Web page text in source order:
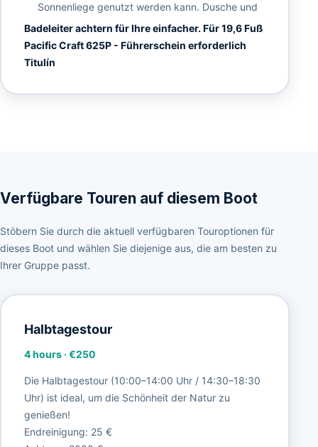
Sonnenliege genutzt werden kann. Dusche und
Badeleiter achtern für Ihre einfacher. Für 19,6 Fuß
Pacific Craft 625P - Führerschein erforderlich
Titulín
Verfügbare Touren auf diesem Boot
Stöbern Sie durch die aktuell verfügbaren Touroptionen für
dieses Boot und wählen Sie diejenige aus, die am besten zu
Ihrer Gruppe passt.
Halbtagestour
4 hours·€250
Die Halbtagestour (10:00–14:00 Uhr / 14:30–18:30
Uhr) ist ideal, um die Schönheit der Natur zu
genießen!
Endreinigung: 25 €